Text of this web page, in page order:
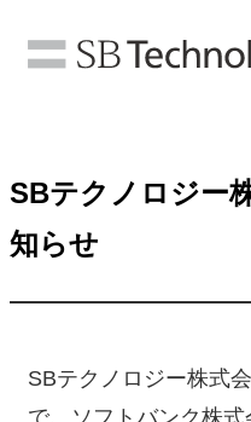
SBテクノロジー
知らせ
SBテクノロジー株式
で、ソフトバンク株